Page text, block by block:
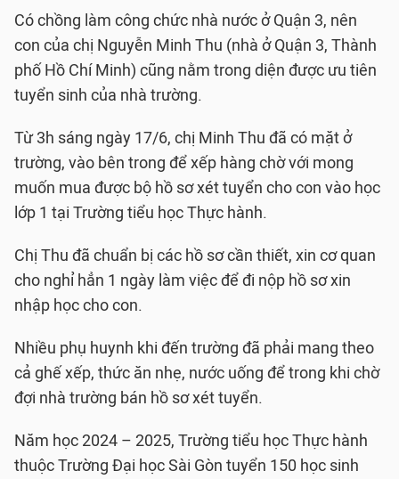
Có chồng làm công chức nhà nước ở Quận 3, nên
con của chị Nguyễn Minh Thu (nhà ở Quận 3, Thành
phố Hồ Chí Minh) cũng nằm trong diện được ưu tiên
tuyển sinh của nhà trường.
Từ 3h sáng ngày 17/6, chị Minh Thu đã có mặt ở
trường, vào bên trong để xếp hàng chờ với mong
muốn mua được bộ hồ sơ xét tuyển cho con vào học
lớp 1 tại Trường tiểu học Thực hành.
Chị Thu đã chuẩn bị các hồ sơ cần thiết, xin cơ quan
cho nghỉ hẳn 1 ngày làm việc để đi nộp hồ sơ xin
nhập học cho con.
Nhiều phụ huynh khi đến trường đã phải mang theo
cả ghế xếp, thức ăn nhẹ, nước uống để trong khi chờ
đợi nhà trường bán hồ sơ xét tuyển.
Năm học 2024 – 2025, Trường tiểu học Thực hành
thuộc Trường Đại học Sài Gòn tuyển 150 học sinh